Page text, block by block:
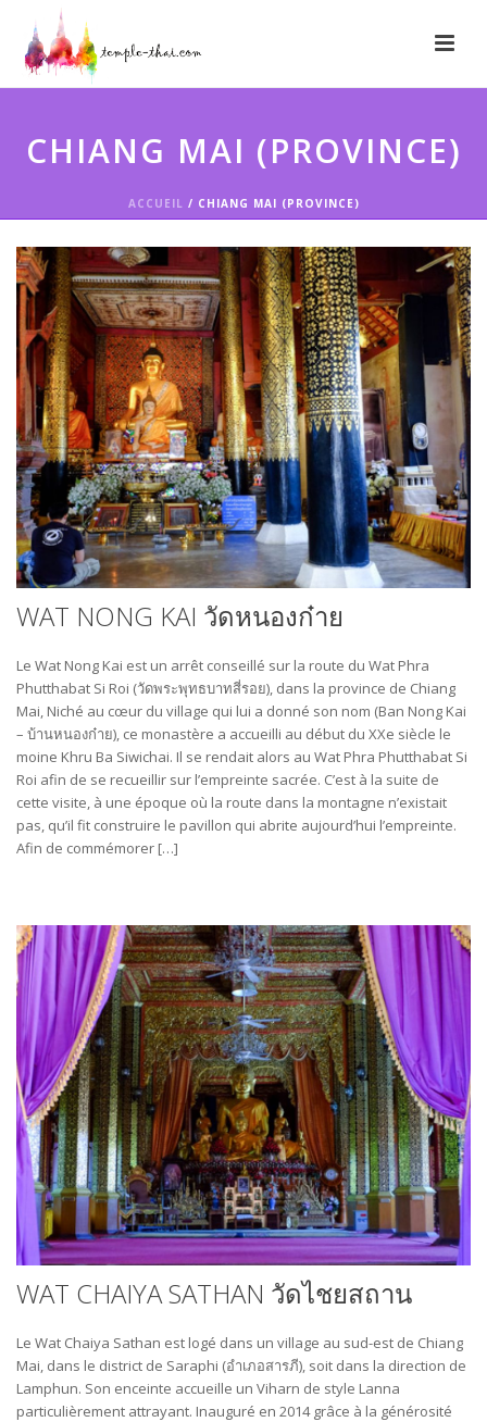
CHIANG MAI (PROVINCE)
ACCUEIL / CHIANG MAI (PROVINCE)
WAT NONG KAI วัดหนองก๋าย
Le Wat Nong Kai est un arrêt conseillé sur la route du Wat Phra
Phutthabat Si Roi (วัดพระพุทธบาทสี่รอย), dans la province de Chiang
Mai, Niché au cœur du village qui lui a donné son nom (Ban Nong Kai
– บ้านหนองก๋าย), ce monastère a accueilli au début du XXe siècle le
moine Khru Ba Siwichai. Il se rendait alors au Wat Phra Phutthabat Si
Roi afin de se recueillir sur l’empreinte sacrée. C’est à la suite de
cette visite, à une époque où la route dans la montagne n’existait
pas, qu’il fit construire le pavillon qui abrite aujourd’hui l’empreinte.
Afin de commémorer […]
WAT CHAIYA SATHAN วัดไชยสถาน
Le Wat Chaiya Sathan est logé dans un village au sud-est de Chiang
Mai, dans le district de Saraphi (อำเภอสารภี), soit dans la direction de
Lamphun. Son enceinte accueille un Viharn de style Lanna
particulièrement attrayant. Inauguré en 2014 grâce à la générosité